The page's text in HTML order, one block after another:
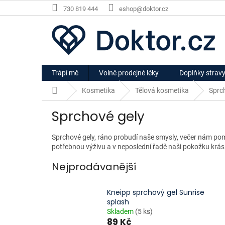
na
730 819 444 eshop@doktor.cz
Trápí mě Volně prodejné léky Doplňky stravy
Domů Kosmetika Tělová kosmetika
Sprchové gely
Sprchové gely, ráno probudí naše smysly, večer nám
potřebnou výživu a v neposlední řadě naši pokožku
Nejprodávanější
Kneipp sprchový gel Sunrise
splash
Skladem (5 ks)
89 Kč